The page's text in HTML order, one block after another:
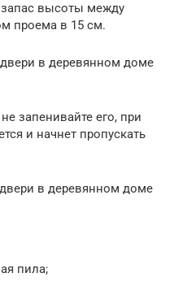
запас высоты между
проема в 15 см.
в деревянном доме
запенивайте его, при
и начнет пропускать
в деревянном доме
пила;